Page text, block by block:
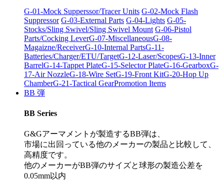
G-01-Mock Supperssor/Tracer Units G-02-Mock Flash
Suppressor G-03-External Parts G-04-Lights G-05-
Stocks/Sling Swivel/Sling Swivel Mount G-06-Pistol
Parts/Cocking LeverG-07-MiscellaneousG-08-
Magaizne/ReceiverG-10-Internal PartsG-11-
Batteries/Charger/ETU/TargetG-12-Laser/ScopesG-13-Inner
BarrelG-14-Tappet PlateG-15-Selector PlateG-16-GearboxG-
17-Air NozzleG-18-Wire SetG-19-Front KitG-20-Hop Up
ChamberG-21-Tactical GearPromotion Items
BB 弾
BB Series
G&Gアーマメントが製造するBB弾は、
市場に出回っている他のメーカーの製品と比較して、
高精度です。
他のメーカーがBB弾のサイズと球形の製造公差を
0.05mm以内